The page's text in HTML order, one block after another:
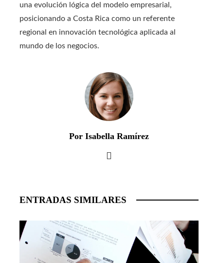
una evolución lógica del modelo empresarial,
posicionando a Costa Rica como un referente
regional en innovación tecnológica aplicada al
mundo de los negocios.
Por Isabella Ramírez
ENTRADAS SIMILARES